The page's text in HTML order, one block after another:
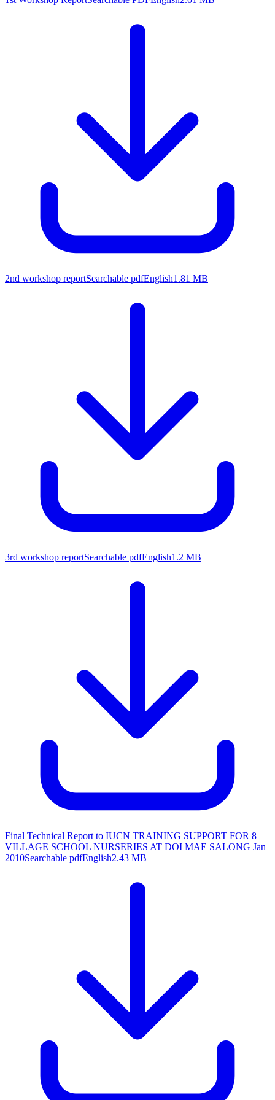
2nd workshop reportSearchable pdfEnglish1.81 MB
3rd workshop reportSearchable pdfEnglish1.2 MB
Final Technical Report to IUCN TRAINING SUPPORT FOR 8
VILLAGE SCHOOL NURSERIES AT DOI MAE SALONG Jan
2010Searchable pdfEnglish2.43 MB